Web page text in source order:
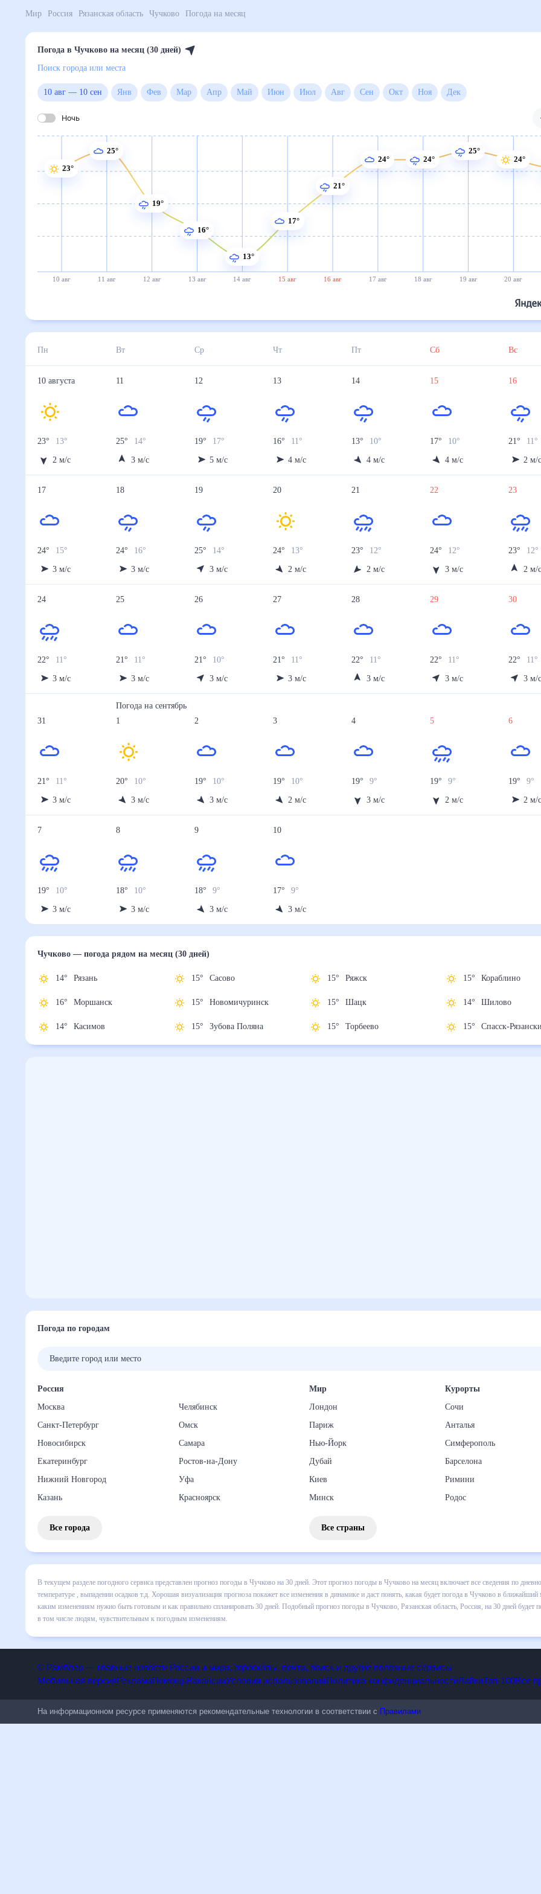
Мир Россия Рязанская область Чучково Погода на месяц
Погода в Чучково на месяц (30 дней)
Поиск города или места
10 авг—10 сен Янв Фев Мар Апр Май Июн Июл Авг Сен Окт Ноя
Ночь
10 авг 11 авг 12 авг 13 авг 14 авг 15 авг 16 авг 17 авг 18 авг 19 авг 20 авг
23°
25°
19°
16°
13°
17°
21°
24° 24°
25°
24°
Пн Вт Ср Чт Пт Сб Вс
10 августа
23° 13°
2 м/с
11
25° 14°
3 м/с
12
19° 17°
5 м/с
13
16° 11°
4 м/с
14
13° 10°
4 м/с
15
17° 10°
4 м/с
16
21° 11°
2 м/с
17
24° 15°
3 м/с
18
24° 16°
3 м/с
19
25° 14°
3 м/с
20
24° 13°
2 м/с
21
23° 12°
2 м/с
22
24° 12°
3 м/с
23
23° 12°
2 м/с
24
22° 11°
3 м/с
25
21° 11°
3 м/с
26
21° 10°
3 м/с
27
21° 11°
3 м/с
28
22° 11°
3 м/с
29
22° 11°
3 м/с
30
22° 11°
3 м/с
31
21° 11°
3 м/с
Погода насентябрь
1
20° 10°
3 м/с
2
19° 10°
3 м/с
3
19° 10°
2 м/с
4
19° 9°
3 м/с
5
19° 9°
2 м/с
6
19° 9°
2 м/с
7
19° 10°
3 м/с
8
18° 10°
3 м/с
9
18° 9°
3 м/с
10
17° 9°
3 м/с
Чучково— погода рядомна месяц (30 дней)
14° Рязань
16° Моршанск
14° Касимов
15° Сасово
15° Новомичуринск
15° Зубова Поляна
15° Ряжск
15° Шацк
15° Торбеево
15° Кораблино
14° Шилово
15° Спасск-
Погода по городам
Россия
Москва
Санкт-Петербург
Новосибирск
Екатеринбург
Нижний Новгород
Казань
Челябинск
Омск
Самара
Ростов-на-Дону
Уфа
Красноярск
Все города
Мир
Лондон
Париж
Нью-Йорк
Дубай
Киев
Минск
Курорты
Сочи
Анталья
Симферополь
Барселона
Римини
Родос
Все страны
В текущем разделе погодного сервиса представлен прогноз погоды в Чучково на 30 дней. Этот прогноз погоды в Чучково на
включает все сведения по дневной температуре , выпадении осадков т.д. Хорошая визуализация прогноза покажет все
динамике и даст понять, какая будет погода в Чучково в ближайший месяц, к каким изменениям нужно быть готовым и как
спланировать 30 дней. Подобный прогноз погоды в Чучково, Рязанская область, Россия, на 30 дней будет полезен всем, в том
© Рамблер — главные новости России и мира, гороскопы, почта, поиск и другие полезные сервисы
На информационном ресурсе применяются рекомендательные технологии в соответствии сПравилами